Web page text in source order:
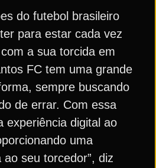
do futebol brasileiro
para estar cada vez
a sua torcida em
FC tem uma grande
sempre buscando
de errar. Com essa
experiência digital ao
uma
seu torcedor”, diz